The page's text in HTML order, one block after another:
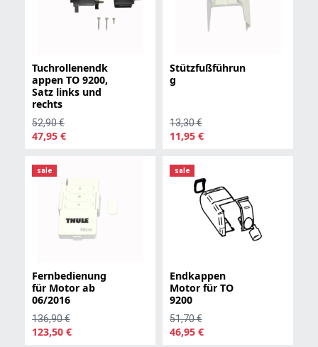
Tuchrollenendk
appen TO 9200,
Satz links und
rechts
52,90 €
47,95 €
Stützfußführun
g
13,30 €
11,95 €
sale
Fernbedienung
für Motor ab
06/2016
136,90 €
123,50 €
sale
Endkappen
Motor für TO
9200
51,70 €
46,95 €